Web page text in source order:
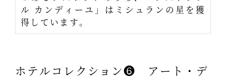
ル カンディーユ」はミシュランの星を獲
得しています。
ホテルコレクション❻ アート・デ